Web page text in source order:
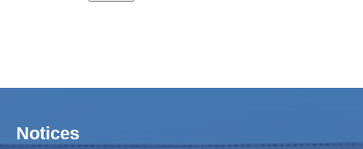
Notices